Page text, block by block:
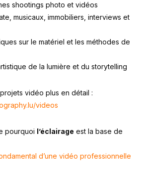
shootings photo et vidéos
musicaux, immobiliers, interviews et
sur le matériel et les méthodes de
de la lumière et du storytelling
vidéo plus en détail :
videos
pourquoi l’éclairage est la base de
d’une vidéo professionnelle